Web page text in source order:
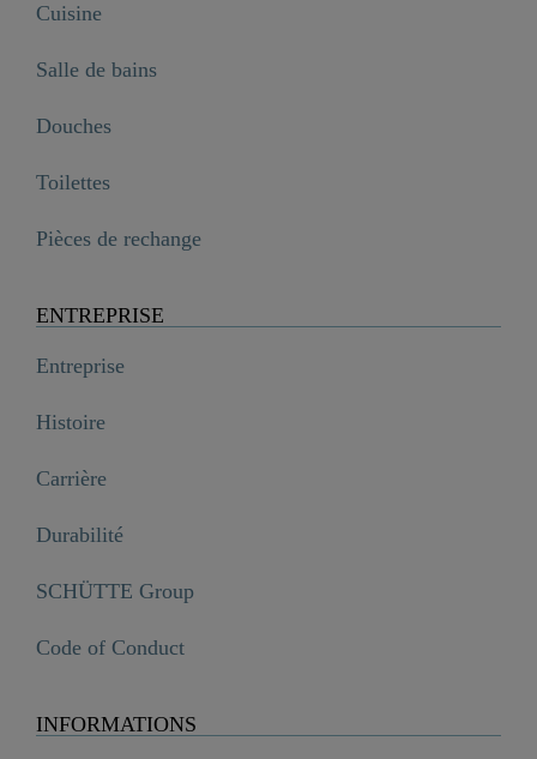
Cuisine
Salle de bains
Douches
Toilettes
Pièces de rechange
ENTREPRISE
Entreprise
Histoire
Carrière
Durabilité
SCHÜTTE Group
Code of Conduct
INFORMATIONS